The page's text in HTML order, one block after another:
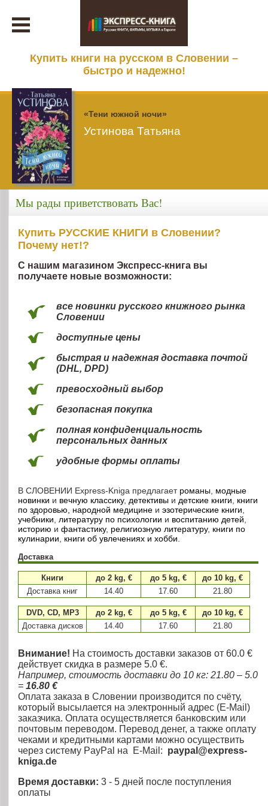
Купить книги на русском в Словении –
быстро и надежно!
«Тени южной ночи»
Устинова Татьяна
Мы рады приветствовать Вас!
Купить РУССКИЕ КНИГИ в Словении?
Почему нет!?
С нашим магазином Экспресс-книга вы
получаете новые возможности:
все новинки русского книжного рынка
Словении
доступные цены
быстрая и надежная доставка почтой
(DHL, DPD)
превосходный выбор
безопасная покупка
полная конфиденциальность
персональных данных
удобные формы оплаты
В СЛОВЕНИИ Express-Kniga предлагает романы, модные
новинки и вечную классику,детективы идетские книги, книги
по здоровью, народной медицине иэзотерические книги,
учебники,литературу по психологии и воспитанию детей,
историю ифантастику, религиозную литературу, книги по
кулинарии, книги об увлечениях и хобби.
Доставка
Книги до 2 kg, € до 5 kg, €
до 10 kg, €
Доставка книг
14.40 17.60 21.80
DVD, CD, MP3 до 2 kg, € до 5 kg, €
до 10 kg, €
Доставка дисков
14.40 17.60 21.80
Внимание! На стоимость доставки заказов от 60.0 €
действует скидка в размере 5.0 €.
Например, стоимость доставки до 10 кг: 21.80 – 5.0
=16.80 €
Оплата заказа в Словении производится по счёту,
который высылается на электронный адрес (E-Mail)
заказчика. Оплата осуществляется банковским или
почтовым переводом. Перевод денег, а также оплату
чеками и кредитными картами можно осуществить
через систему PayPal на E-Mail: paypal@express-
kniga.de
Время доставки: 3 - 5 дней после поступления
оплаты